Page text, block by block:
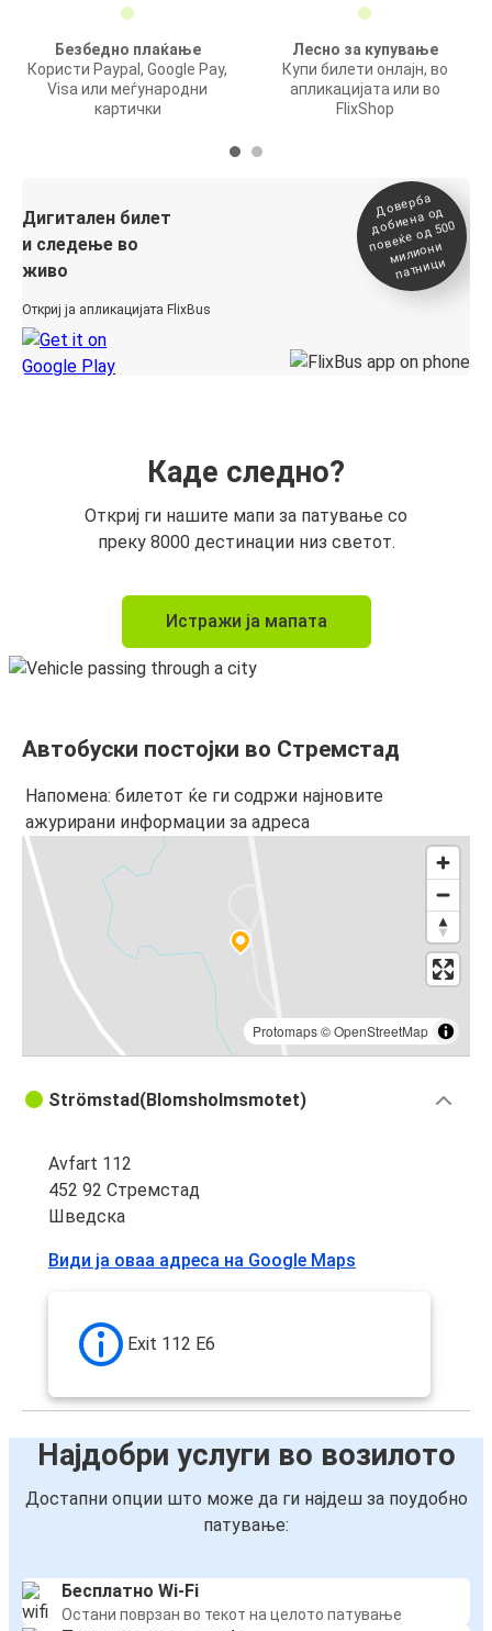
Безбедно плаќање
Користи Paypal, Google Pay,
Visa или меѓународни
картички
Лесно за купување
Купи билети онлајн, во
апликацијата или во
FlixShop
Дигитален билет
и следење во
живо
Откриј ја апликацијата FlixBus
Доверба
добиена о
д
повеќе о
д 500
милиони
патници
Каде следно?
Откриј ги нашите мапи за патување со
преку 8000 дестинации низ светот.
Истражи ја мапата
Автобуски постојки во Стремстад
Напомена: билетот ќе ги содржи најновите
ажурирани информации за адреса
Protomaps©OpenStreetMap
Strömstad(Blomsholmsmotet)
Avfart 112
452 92 Стремстад
Шведска
Види ја оваа адреса на Google Maps
Exit 112 E6
Најдобри услуги во возилото
Достапни опции што може да ги најдеш за поудобно
патување:
Бесплатно Wi-Fi
Остани поврзан во текот на целото патување